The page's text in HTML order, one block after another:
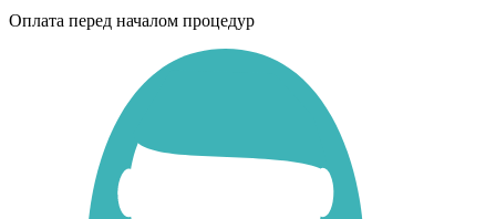
Оплата перед началом процедур